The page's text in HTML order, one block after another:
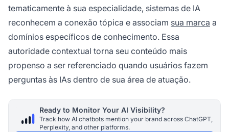
tematicamente à sua especialidade, sistemas de IA
reconhecem a conexão tópica e associam sua marca a
domínios específicos de conhecimento. Essa
autoridade contextual torna seu conteúdo mais
propenso a ser referenciado quando usuários fazem
perguntas às IAs dentro de sua área de atuação.
Ready to Monitor Your AI Visibility?
Track how AI chatbots mention your brand across ChatGPT,
Perplexity, and other platforms.